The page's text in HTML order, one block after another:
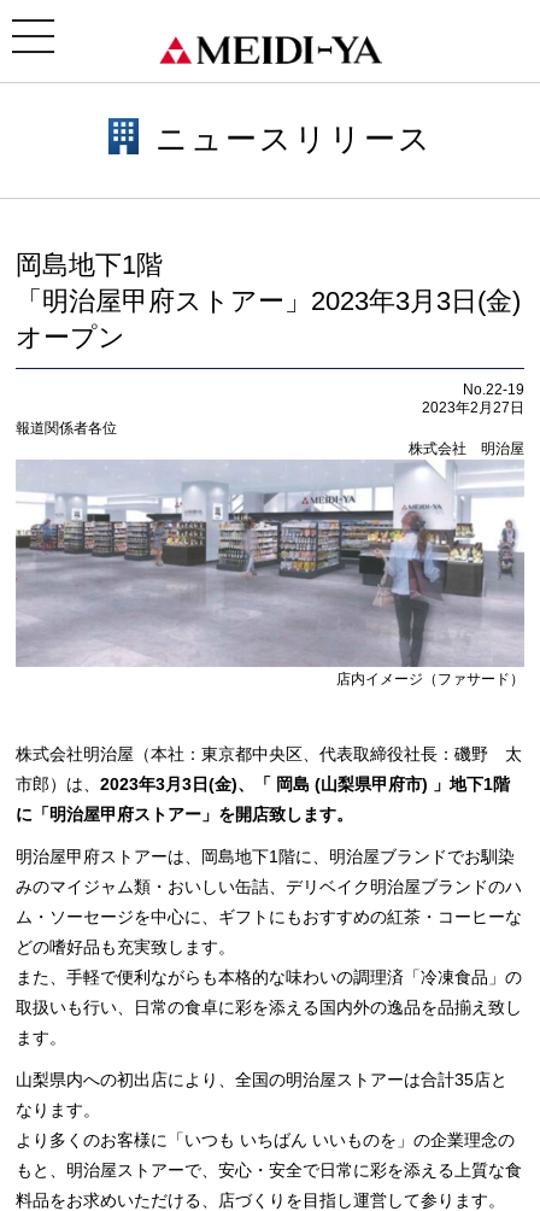
toggle
navigation
ニュースリリース
岡島地下1階
「明治屋甲府ストアー」2023年3月3日(金)
オープン
No.22-19
2023年2月27日
報道関係者各位
株式会社 明治屋
店内イメージ（ファサード）
株式会社明治屋（本社：東京都中央区、代表取締役社長：磯野 太
市郎）は、2023年3月3日(金)、「 岡島 (山梨県甲府市) 」地下1階
に「明治屋甲府ストアー」を開店致します。
明治屋甲府ストアーは、岡島地下1階に、明治屋ブランドでお馴染
みのマイジャム類・おいしい缶詰、デリベイク明治屋ブランドのハ
ム・ソーセージを中心に、ギフトにもおすすめの紅茶・コーヒーな
どの嗜好品も充実致します。
また、手軽で便利ながらも本格的な味わいの調理済「冷凍食品」の
取扱いも行い、日常の食卓に彩を添える国内外の逸品を品揃え致し
ます。
山梨県内への初出店により、全国の明治屋ストアーは合計35店と
なります。
より多くのお客様に「いつも いちばん いいものを」の企業理念の
もと、明治屋ストアーで、安心・安全で日常に彩を添える上質な食
料品をお求めいただける、店づくりを目指し運営して参ります。